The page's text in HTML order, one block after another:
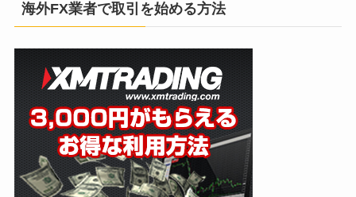
海外FX業者で取引を始める方法